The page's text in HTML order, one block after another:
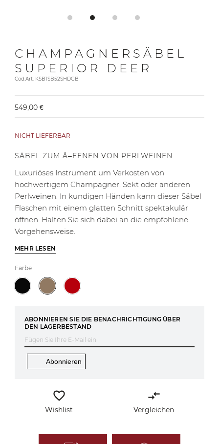
CHAMPAGNERSÄBEL
SUPERIOR DEER
Cod.Art. KSB1SB52SHDGB
549,00 €
NICHT LIEFERBAR
SÄBEL ZUM Ã–FFNEN VON PERLWEINEN
Luxuriöses Instrument um Verkosten von
hochwertigem Champagner, Sekt oder anderen
Perlweinen. In kundigen Händen kann dieser Säbel
Flaschen mit einem glatten Schnitt spektakulär
öffnen. Halten Sie sich dabei an die empfohlene
Vorgehensweise.
MEHR LESEN
Farbe
ABONNIEREN SIE DIE BENACHRICHTIGUNG ÜBER
DEN LAGERBESTAND
Abonnieren
favorite_border
Wishlist
compare_arrows
Vergleichen